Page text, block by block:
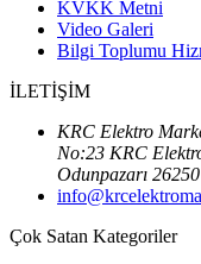
KVKK Metni
Video Galeri
Bilgi Toplumu
İLETİŞİM
KRC Elektro
No:23 KRC
Odunpazarı
Çok Satan Kategoriler